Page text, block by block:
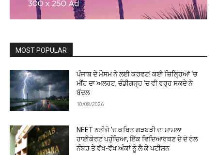
MOST POPULAR
ਪੰਜਾਬ ਦੇ ਮੌਸਮ ਨੇ ਲਈ ਕਰਵਟ! ਕਈ ਜ਼ਿਲ੍ਹਿਆਂ ‘ਚ
ਮੀਂਹ ਦਾ ਅਲਰਟ, ਚੰਡੀਗੜ੍ਹ ‘ਚ ਵੀ ਵਰ੍ਹ ਸਕਦੇ ਨੇ
ਬੱਦਲ
10/08/2026
NEET ਨਤੀਜੇ ’ਚ ਕਥਿਤ ਗੜਬੜੀ ਦਾ ਮਾਮਲਾ
ਹਾਈਕੋਰਟ ਪਹੁੰਚਿਆ, ਇੱਕ ਵਿਦਿਆਰਥਣ ਦੇ ਦੋ ਰੋਲ
ਨੰਬਰ ਤੇ ਵੱਖ-ਵੱਖ ਅੰਕਾਂ ਨੂੰ ਲੈ ਕੇ ਪਟੀਸ਼ਨ